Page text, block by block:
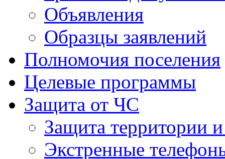
Объявления
Образцы заявлений
Полномочия поселения
Целевые программы
Защита от ЧС
Защита территории
Экстренные